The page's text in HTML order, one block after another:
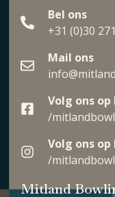
Bel ons
+31 (0)30
Mail ons
Volg ons op
/
Volg ons
/
Mitland